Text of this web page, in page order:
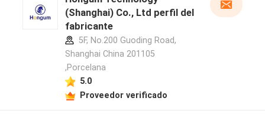
(Shanghai) Co., Ltd perfil del
fabricante
5F, No.200 Guoding Road,
Shanghai China 201105
,Porcelana
5.0
Proveedor verificado